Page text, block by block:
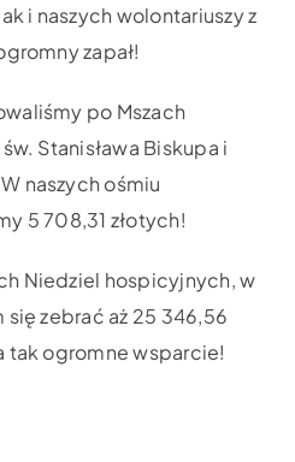
i naszych wolontariuszy z
zapał!
po Mszach
Stanisława Biskupa i
naszych ośmiu
5 708,31 złotych!
Niedziel hospicyjnych, w
się zebrać aż 25 346,56
tak ogromne wsparcie!